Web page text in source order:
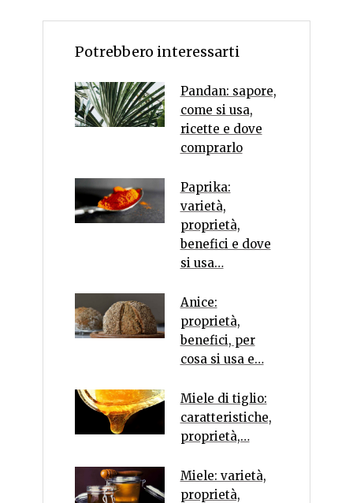
Potrebbero interessarti
Pandan: sapore,
come si usa,
ricette e dove
comprarlo
Paprika:
varietà,
proprietà,
benefici e dove
si usa…
Anice:
proprietà,
benefici, per
cosa si usa e…
Miele di tiglio:
caratteristiche,
proprietà,…
Miele: varietà,
proprietà,